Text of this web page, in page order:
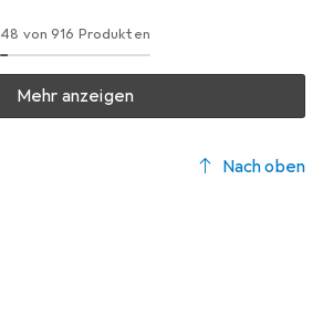
48 von 916 Produkten
Mehr anzeigen
Nach oben